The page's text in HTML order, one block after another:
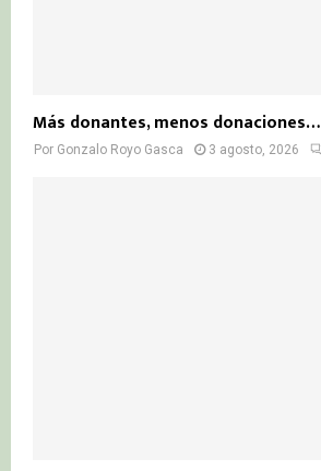
Más donantes, menos donaciones…
Por Gonzalo Royo Gasca 3 agosto, 2026